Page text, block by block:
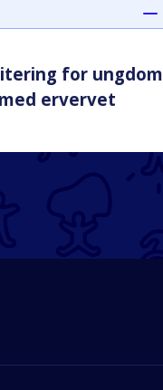
for ungdom
ervervet